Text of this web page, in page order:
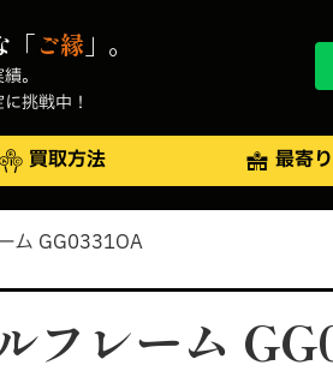
「ご縁 」。
。
挑戦中！
買取方法 最寄
ム GG0331OA
フレーム